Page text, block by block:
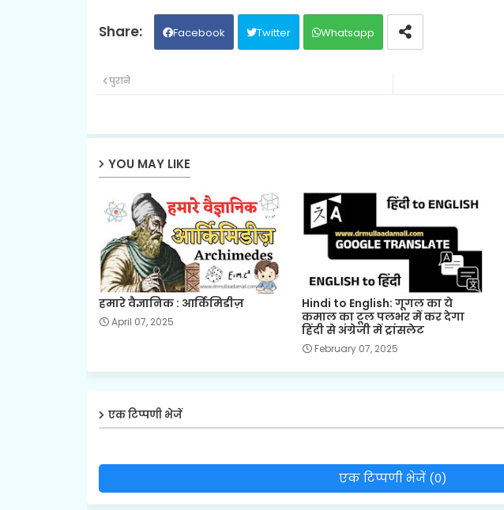
Facebook Twitter Whatsapp
पुराने
YOU MAY LIKE
हमारे वैज्ञानिक : आर्किमिडीज़
April 07, 2025
Hindi to English: गूगल का ये
कमाल का टूल पलभर में कर देगा
हिंदी से अंग्रेजी में ट्रांसलेट
February 07, 2025
एक टिप्पणी भेजें
एक टिप्पणी भेजें (0)